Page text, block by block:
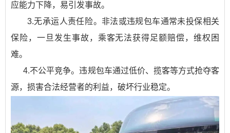
应能力下降，易引发事故‌‌。
3.‌无承运人责任险‌。非法或违规包车通常未投保相关
保险，一旦发生事故，乘客无法获得足额赔偿，维权困
难‌‌。
4.‌不公平竞争‌。违规包车通过低价、揽客等方式抢夺客
源，损害合法经营者的利益，破坏行业稳定‌‌。